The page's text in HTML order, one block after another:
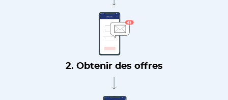
2. Obtenir des offres